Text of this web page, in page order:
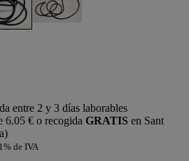
entre 2 y 3 días laborables
6.05 € o recogida GRATIS en Sant
de IVA